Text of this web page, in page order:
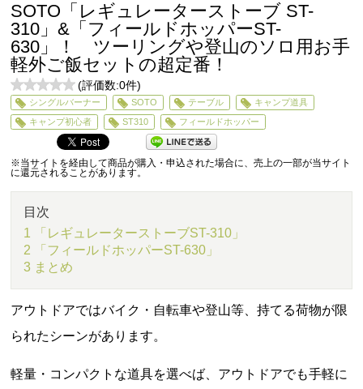
SOTO「レギュレーターストーブ ST-
310」&「フィールドホッパーST-
630」！ ツーリングや登山のソロ用お手
軽外ご飯セットの超定番！
0
5
(評価数:0件)
シングルバーナー SOTO テーブル
キャンプ道具
キャンプ初心者
ST310 フィールドホッパー
※当サイトを経由して商品が購入・申込された場合に、売上の一部が当サイト
に還元されることがあります。
目次
1 「レギュレーターストーブST-310」
2 「フィールドホッパーST-630」
3 まとめ
アウトドアではバイク・自転車や登山等、持てる荷物が限
られたシーンがあります。
軽量・コンパクトな道具を選べば、アウトドアでも手軽に